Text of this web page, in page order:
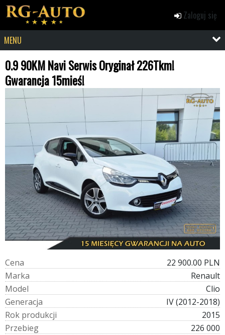
Zaloguj się
MENU
0.9 90KM Navi Serwis Oryginał 226Tkm!
Gwarancja 15mieś!
Cena
22 900.00 PLN
Marka
Renault
Model
Clio
Generacja
IV (2012-2018)
Rok produkcji
2015
Przebieg
226 000